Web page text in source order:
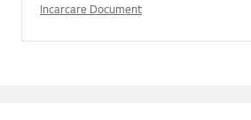
Incarcare Document